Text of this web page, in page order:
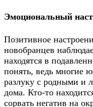
Эмоциональный
Позитивное
новобранцев
находятся в
понять, ведь многие
разлуку с родными и
дома. Кто-то
сорвать негатив на